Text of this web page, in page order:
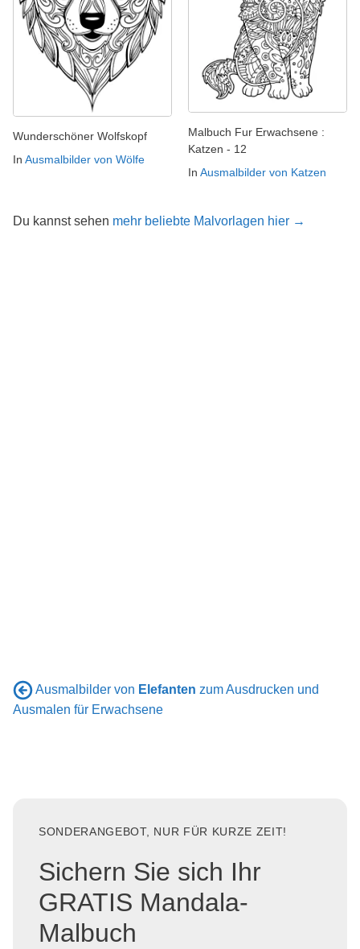
Wunderschöner Wolfskopf
In Ausmalbilder von Wölfe
Malbuch Fur Erwachsene :
Katzen - 12
In Ausmalbilder von Katzen
Du kannst sehen mehr beliebte Malvorlagen hier →
Ausmalbilder von Elefanten zum Ausdrucken und
Ausmalen für Erwachsene
SONDERANGEBOT, NUR FÜR KURZE ZEIT!
Sichern Sie sich Ihr
GRATIS Mandala-
Malbuch